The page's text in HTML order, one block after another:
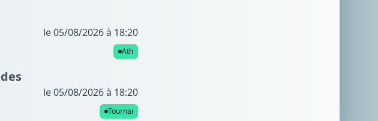
le 05/08/2026 à 18:20
Ath
le 05/08/2026 à 18:20
Tournai